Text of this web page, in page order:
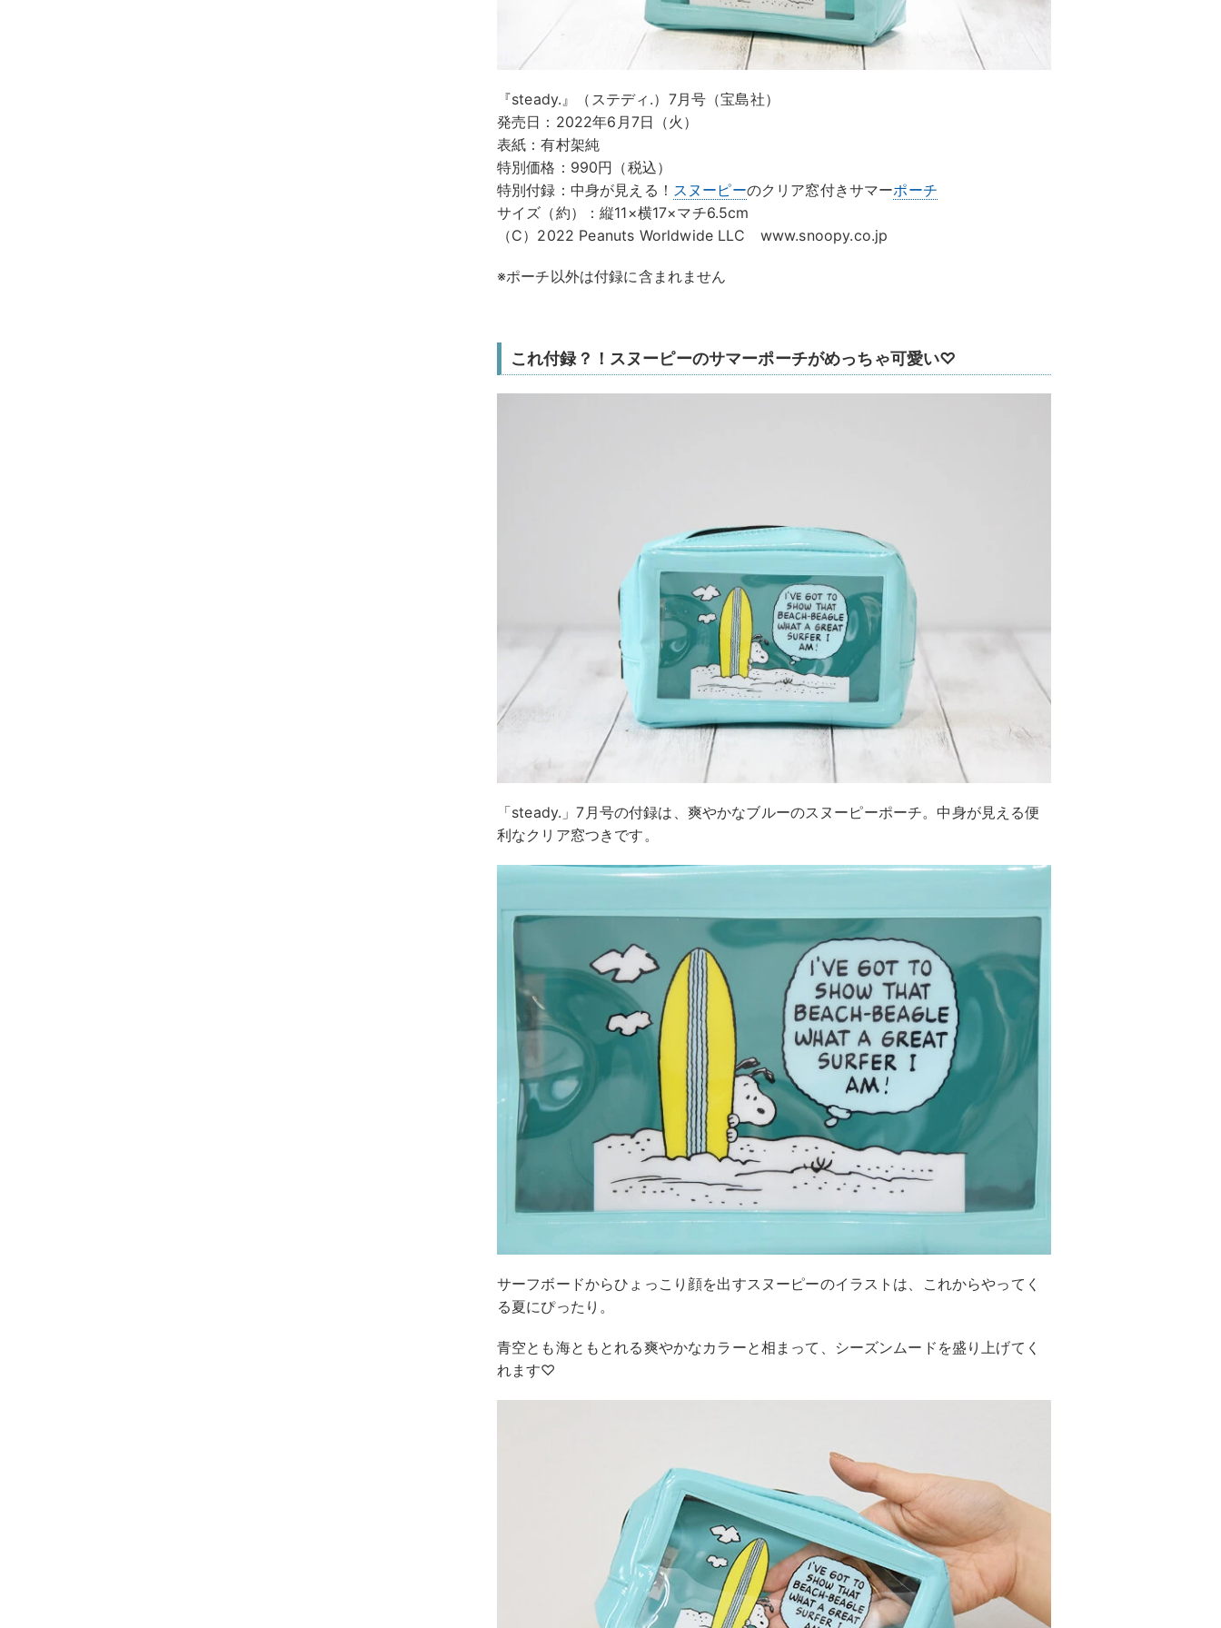
『steady.』（ステディ.）7月号（宝島社）
発売日：2022年6月7日（火）
表紙：有村架純
特別価格：990円（税込）
特別付録：中身が見える！ スヌーピーのクリア窓付きサマーポーチ
サイズ（約）：縦11×横17×マチ6.5cm
（C）2022 Peanuts Worldwide LLC www.snoopy.co.jp
※ポーチ以外は付録に含まれません
これ付録？！スヌーピーのサマーポーチがめっちゃ可愛い♡
「steady.」7月号の付録は、爽やかなブルーのスヌーピーポーチ。中身が見える便
利なクリア窓つきです。
サーフボードからひょっこり顔を出すスヌーピーのイラストは、これからやってく
る夏にぴったり。
青空とも海ともとれる爽やかなカラーと相まって、シーズンムードを盛り上げてく
れます♡